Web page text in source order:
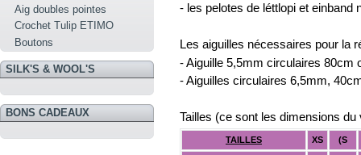
Aig doubles pointes
Crochet Tulip ETIMO
Boutons
SILK'S & WOOL'S
BONS CADEAUX
- les pelotes de léttlopi et einband
Les aiguilles nécessaires pour la
- Aiguille 5,5mm circulaires 80cm
- Aiguilles circulaires 6,5mm,
Tailles (ce sont les dimensions
TAILLES XS (S